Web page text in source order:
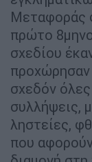
Μεταφοράς
πρώτο
σχεδίου
σχεδόν
συλλήψεις,
ληστείες,
που